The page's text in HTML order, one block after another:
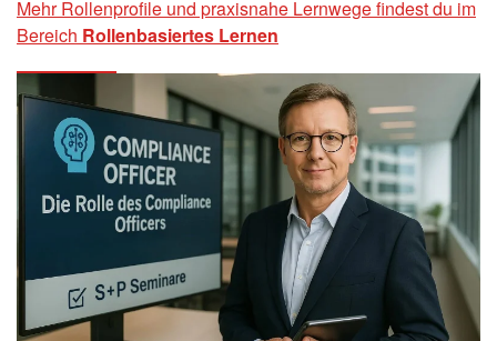
Mehr Rollenprofile und praxisnahe Lernwege findest du im
Bereich Rollenbasiertes Lernen